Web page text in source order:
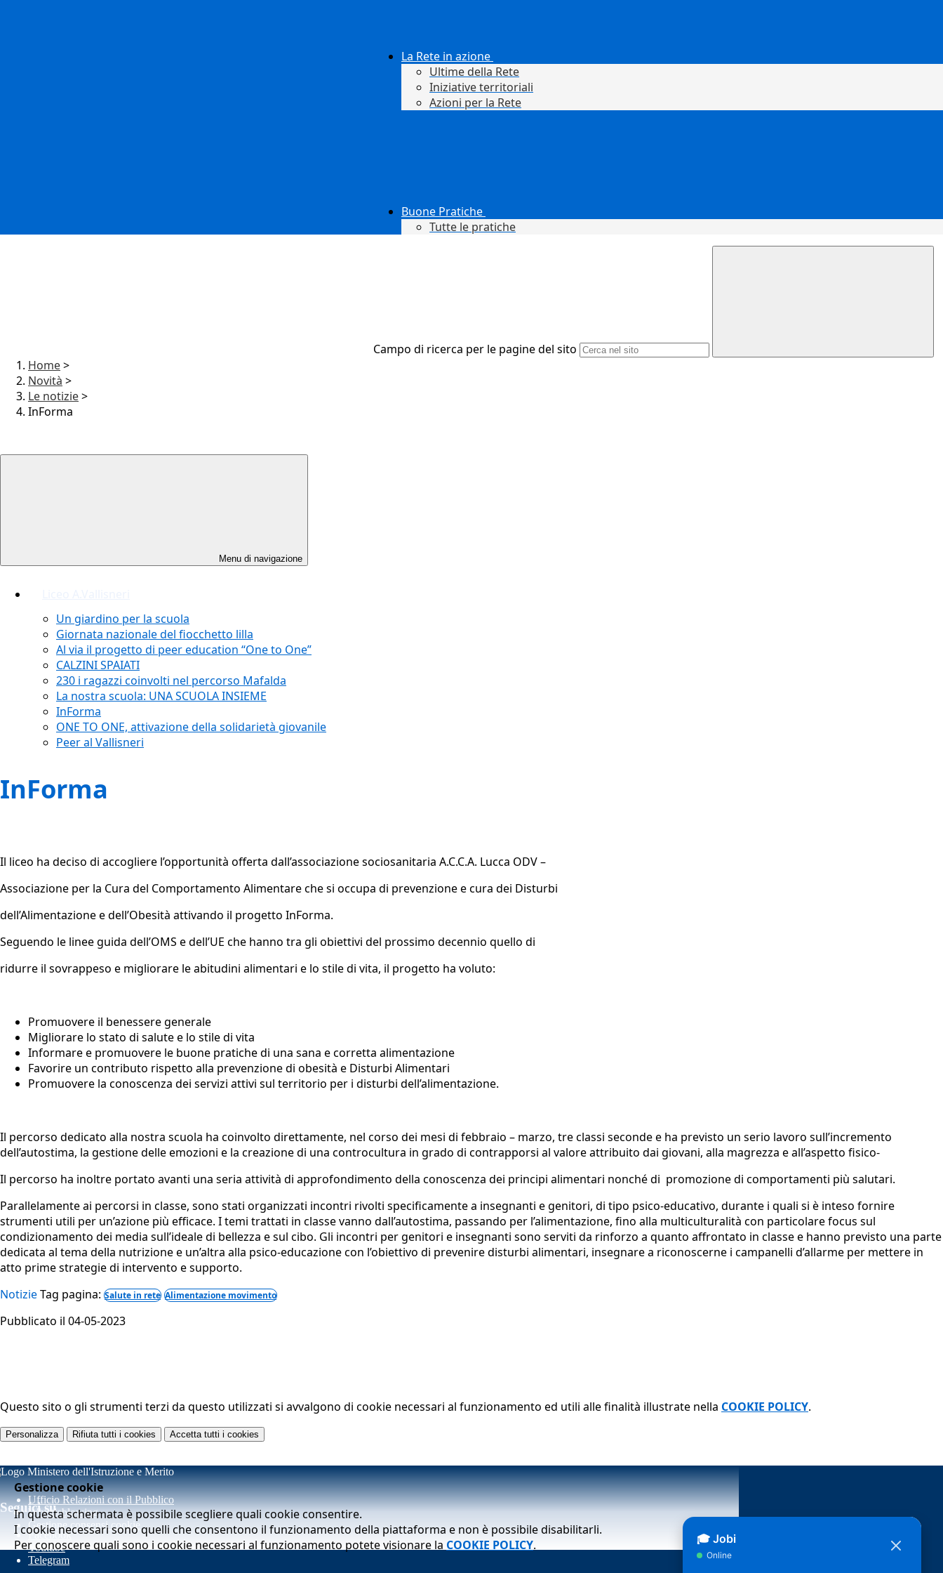
La Rete in azione
Ultime della Rete
Iniziative territoriali
Azioni per la Rete
Buone Pratiche
Tutte le pratiche
Campo di ricerca per le pagine del sito
Home>
Novità >
Le notizie>
InForma
Menu di navigazione
Un giardino per la scuola
Giornata nazionale del fiocchetto lilla
Al via il progetto di peer education “One to One”
CALZINI SPAIATI
230 i ragazzi coinvolti nel percorso Mafalda
La nostra scuola: UNA SCUOLA INSIEME
InForma
ONE TO ONE, attivazione della solidarietà giovanile
Peer al Vallisneri
InForma
Il liceo ha deciso di accogliere l’opportunità offerta dall’associazione sociosanitaria A.C.C.A. Lucca ODV –
Associazione per la Cura del Comportamento Alimentare che si occupa di prevenzione e cura dei Disturbi
dell’Alimentazione e dell’Obesità attivando il progetto InForma.
Seguendo le linee guida dell’OMS e dell’UE che hanno tra gli obiettivi del prossimo decennio quello di
ridurre il sovrappeso e migliorare le abitudini alimentari e lo stile di vita, il progetto ha voluto:
Promuovere il benessere generale
Migliorare lo stato di salute e lo stile di vita
Informare e promuovere le buone pratiche di una sana e corretta alimentazione
Favorire un contributo rispetto alla prevenzione di obesità e Disturbi Alimentari
Promuovere la conoscenza dei servizi attivi sul territorio per i disturbi dell’alimentazione.
Il percorso dedicato alla nostra scuola ha coinvolto direttamente, nel corso dei mesi di febbraio – marzo, tre classi seconde e ha previsto un serio lavoro sull’incremento
dell’autostima, la gestione delle emozioni e la creazione di una controcultura in grado di contrapporsi al valore attribuito dai giovani, alla magrezza e all’aspetto fisico-
Il percorso ha inoltre portato avanti una seria attività di approfondimento della conoscenza dei principi alimentari nonché di promozione di comportamenti più salutari.
Parallelamente ai percorsi in classe, sono stati organizzati incontri rivolti specificamente a insegnanti e genitori, di tipo psico-educativo, durante i quali si è inteso fornire
strumenti utili per un’azione più efficace. I temi trattati in classe vanno dall’autostima, passando per l’alimentazione, fino alla multiculturalità con particolare focus sul
condizionamento dei media sull’ideale di bellezza e sul cibo. Gli incontri per genitori e insegnanti sono serviti da rinforzo a quanto affrontato in classe e hanno previsto una parte
dedicata al tema della nutrizione e un’altra alla psico-educazione con l’obiettivo di prevenire disturbi alimentari, insegnare a riconoscerne i campanelli d’allarme per mettere in
atto prime strategie di intervento e supporto.
NotizieTag pagina: Salute in rete Alimentazione movimento
Pubblicato il 04-05-2023
Questo sito o gli strumenti terzi da questo utilizzati si avvalgono di cookie necessari al funzionamento ed utili alle finalità illustrate nella COOKIE POLICY.
Personalizza Rifiuta tutti i cookies Accetta tutti i cookies
Gestione cookie
In questa schermata è possibile scegliere quali cookie consentire.
I cookie necessari sono quelli che consentono il funzionamento della piattaforma e non è possibile disabilitarli.
Per conoscere quali sono i cookie necessari al funzionamento potete visionare la COOKIE POLICY.
Ufficio Relazioni con il Pubblico
Whistleblowing
Gestione consensi cookie
Seguici su
Facebook
Youtube
Telegram